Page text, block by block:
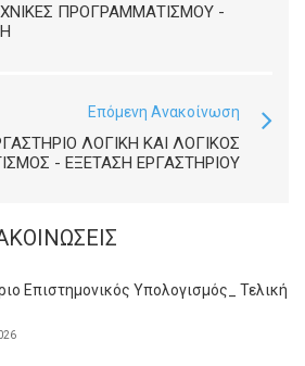
ΠΡΟΓΡΑΜΜΑΤΙΣΜΟΎ -
Επόμενη Ανακοίνωση
ΛΟΓΙΚΉ ΚΑΙ ΛΟΓΙΚΌΣ
- ΕΞΈΤΑΣΗ ΕΡΓΑΣΤΗΡΊΟΥ
Επιστημονικός Υπολογισμός_ Τελική